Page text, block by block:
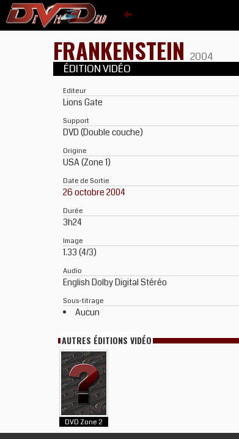
FRANKENSTEIN 2004
ÉDITION VIDÉO
Editeur
Lions Gate
Support
DVD (Double couche)
Origine
USA (Zone 1)
Date de Sortie
26 octobre 2004
Durée
3h24
Image
1.33 (4/3)
Audio
English Dolby Digital Stéréo
Sous-titrage
Aucun
AUTRES ÉDITIONS VIDÉO
DVD Zone 2